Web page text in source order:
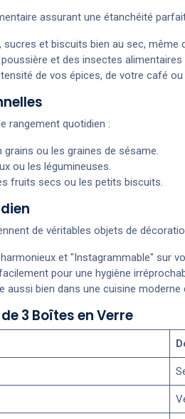
assurant une étanchéité
sucres et biscuits bien au sec, même
et des insectes
de vos épices, de votre café
rangement quotidien :
ou les graines de sésame.
ou les légumineuses.
fruits secs ou les petits biscuits.
de véritables objets de
et "Instagrammable" sur
pour une hygiène
aussi bien dans une cuisine moderne
3 Boîtes en Verre